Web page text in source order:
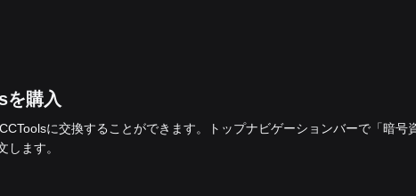
購入
に交換することができます。トップナビゲーションバーで「暗号
します。